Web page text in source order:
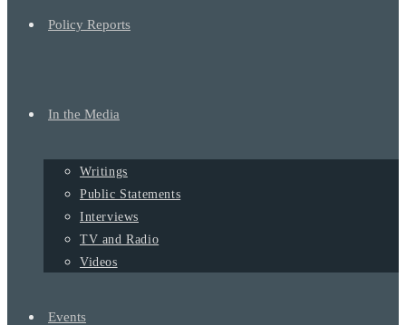
Policy Reports
In the Media
Writings
Public Statements
Interviews
TV and Radio
Videos
Events